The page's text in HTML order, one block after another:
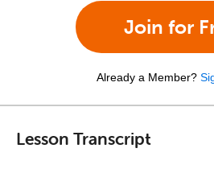
Join for
Already a Member?
Lesson Transcript